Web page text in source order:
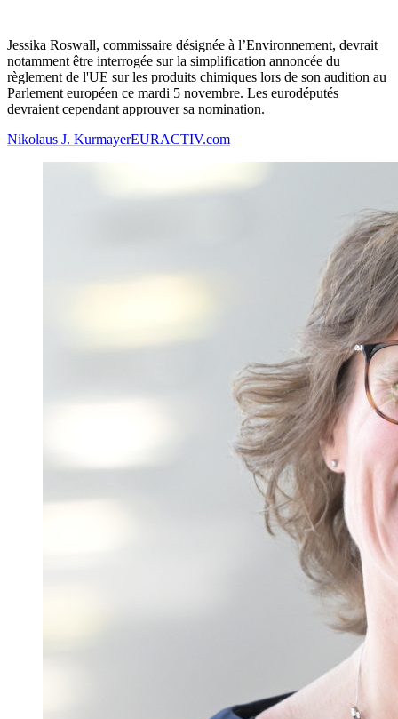
Jessika Roswall, commissaire désignée à l’Environnement, devrait
notamment être interrogée sur la simplification annoncée du
règlement de l'UE sur les produits chimiques lors de son audition au
Parlement européen ce mardi 5 novembre. Les eurodéputés
devraient cependant approuver sa nomination.
Nikolaus J. KurmayerEURACTIV.com